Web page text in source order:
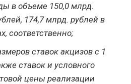
в объеме 150,0 млрд.
174,7 млрд. рублей в
соответственно;
ставок акцизов с 1
ставок и условного
цены реализации